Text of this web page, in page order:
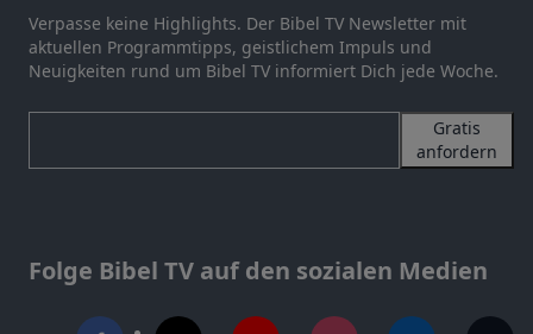
Verpasse keine Highlights. Der Bibel TV Newsletter mit
aktuellen Programmtipps, geistlichem Impuls und
Neuigkeiten rund um Bibel TV informiert Dich jede Woche.
Gratis
anfordern
Folge Bibel TV auf den sozialen Medien